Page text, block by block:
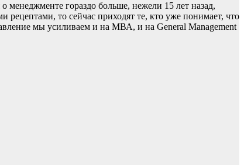
гораздо больше, нежели 15 лет назад,
то сейчас приходят те, кто уже понимает, что
мы усиливаем и на МВА, и на General Management